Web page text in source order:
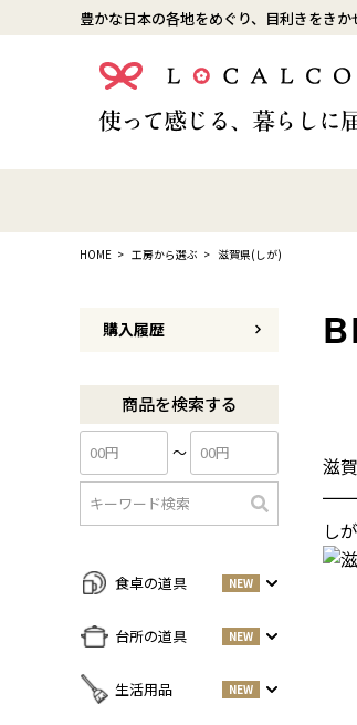
豊かな日本の各地をめぐり、目利きをき
HOME 工房から選ぶ 滋賀県(しが)
購入履歴
商品を検索する
〜
検
食卓の道具 NEW
すべての商品をみる
丼・小鉢
台所の道具 NEW
すべての商品をみる
生活用品 NEW
滋
しが